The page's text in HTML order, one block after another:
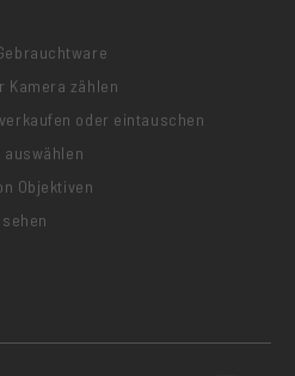
Kamera zählen
oder eintauschen
Objektiven